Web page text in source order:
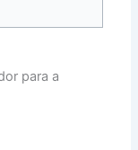
para a